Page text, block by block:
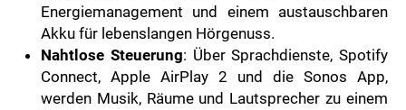
Energiemanagement und einem austauschbaren
Akku für lebenslangen Hörgenuss.
Nahtlose Steuerung: Über Sprachdienste, Spotify
Connect, Apple AirPlay 2 und die Sonos App,
werden Musik, Räume und Lautsprecher zu einem